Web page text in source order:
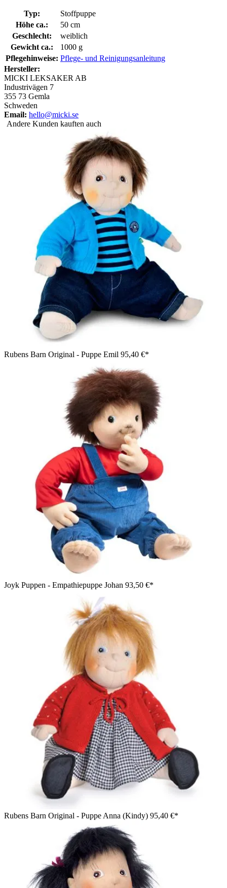
Typ:
Stoffpuppe
Höhe ca.:
50 cm
Geschlecht:
weiblich
Gewicht ca.:
1000 g
Pflegehinweise: Pflege- und Reinigungsanleitung
Hersteller:
MICKI LEKSAKER AB
Industrivägen 7
355 73 Gemla
Schweden
Email: hello@micki.se
Andere Kunden kauften auch
Rubens Barn Original - Puppe Emil 95,40 €*
Joyk Puppen - Empathiepuppe Johan 93,50 €*
Rubens Barn Original - Puppe Anna (Kindy) 95,40 €*